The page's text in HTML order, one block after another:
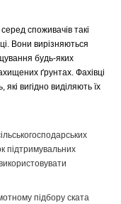
споживачів такі
Вони вирізняються
будь-яких
ґрунтах. Фахівці
вигідно виділяють їх
підтримувальних
підбору ската